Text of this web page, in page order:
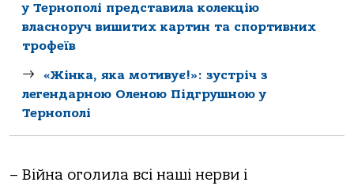
у Тернополі представила колекцію
власноруч вишитих картин та спортивних
трофеїв
«Жінка, яка мотивує!»: зустріч з
легендарною Оленою Підгрушною у
Тернополі
– Війна оголила всі наші нерви і